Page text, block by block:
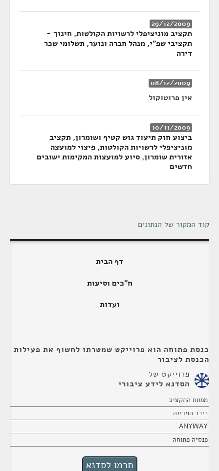
29/12/2009
תקציב מוניציפלי לרשויות הקולטות, חינוך -
תקציבי שפ"י, מנהל חברה ונוער, תשלומי שכר
דירה
08/12/2009
אין פרוטוקול
10/11/2009
ביצוע חוק תיעוד גוש קטיף ושומרון, תקציב
מוניציפלי לרשויות הקולטות, פיצוי למועצה
אזורית שומרון, סיוע למועצות המקימות ישובים
חדשים
קוד המקור של הנתונים
דף הבית
ח"כים וסיעות
ועדות
כנסת פתוחה הוא פרוייקט שמטרתו לחשוף את פעילות
הכנסת לציבור
פרוייקט של
הסדנא לידע ציבורי
מפתח התקציב
כיכר המדינה
ANYWAY
פנסיה פתוחה